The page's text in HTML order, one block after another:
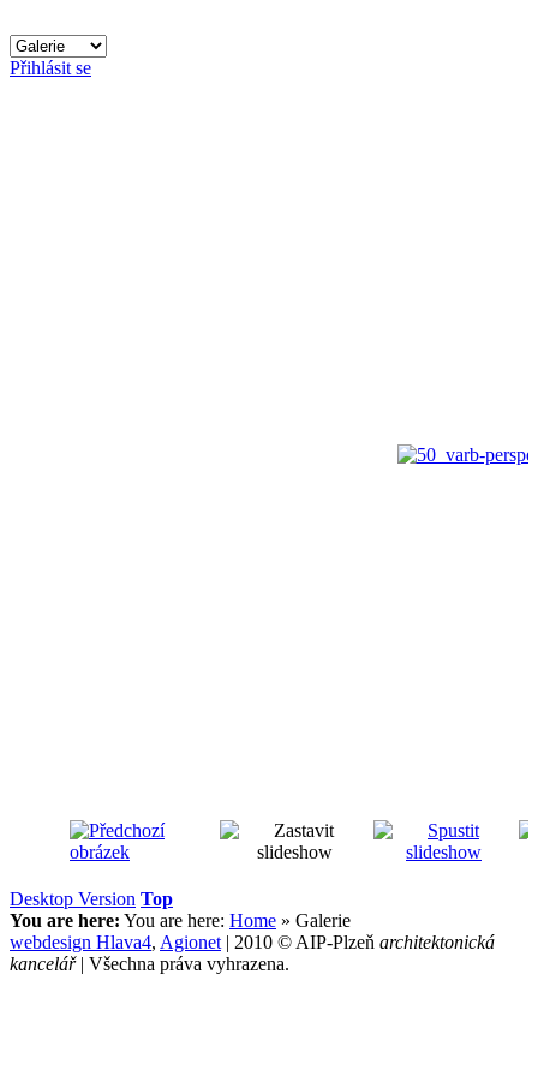
Přihlásit se
Desktop Version Top
You are here: You are here: Home » Galerie
webdesign Hlava4, Agionet| 2010 © AIP-Plzeň architektonická
kancelář| Všechna práva vyhrazena.